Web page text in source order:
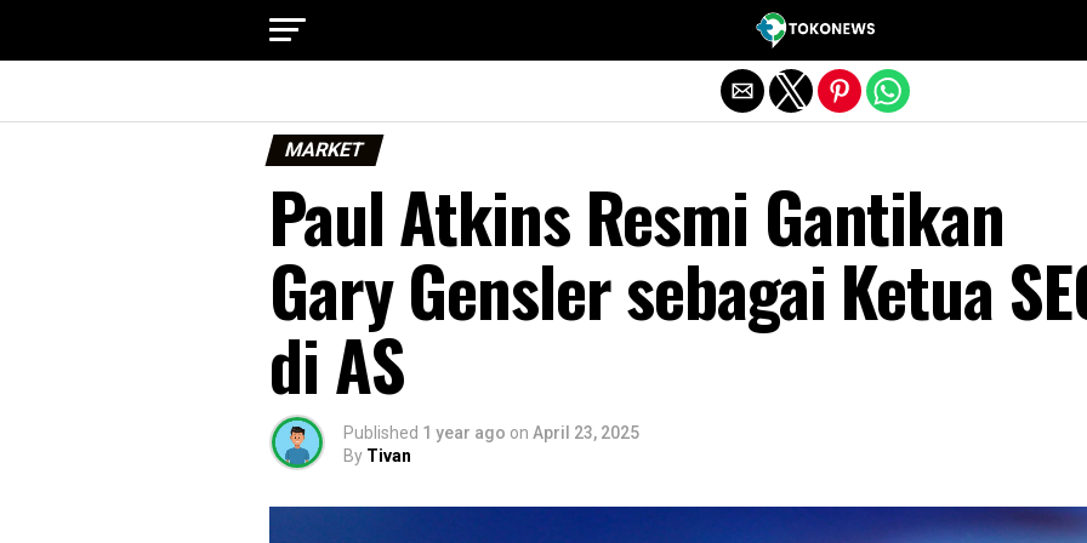
MARKET
Paul Atkins Resmi Gantikan
Gary Gensler sebagai Ketua
di AS
Published 1 year ago on April 23, 2025
By Tivan
Exit mobile version